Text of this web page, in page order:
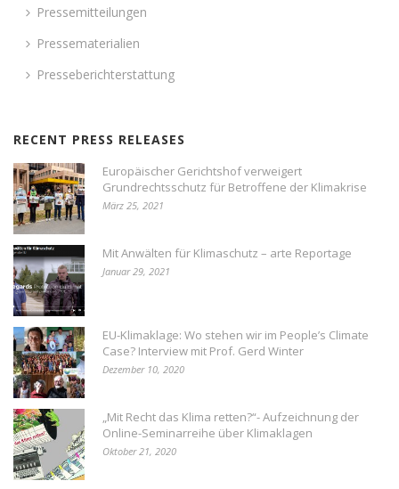
Pressemitteilungen
Pressematerialien
Presseberichterstattung
RECENT PRESS RELEASES
Europäischer Gerichtshof verweigert
Grundrechtsschutz für Betroffene der Klimakrise
März 25, 2021
Mit Anwälten für Klimaschutz – arte Reportage
Januar 29, 2021
EU-Klimaklage: Wo stehen wir im People’s Climate
Case? Interview mit Prof. Gerd Winter
Dezember 10, 2020
„Mit Recht das Klima retten?“- Aufzeichnung der
Online-Seminarreihe über Klimaklagen
Oktober 21, 2020